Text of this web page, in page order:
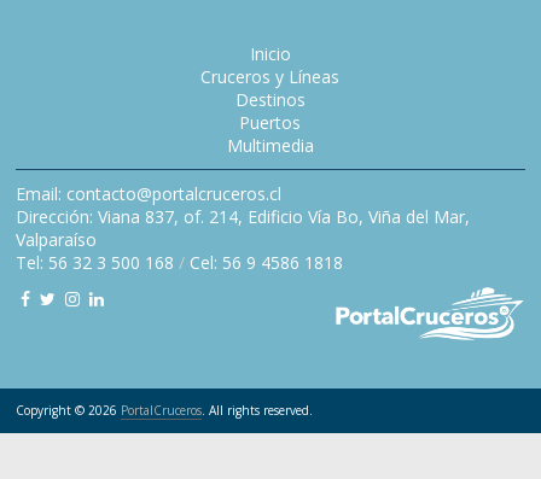
Inicio
Cruceros y Líneas
Destinos
Puertos
Multimedia
Email: contacto@portalcruceros.cl
Dirección: Viana 837, of. 214, Edificio Vía Bo, Viña del Mar,
Valparaíso
Tel: 56 32 3 500 168 / Cel: 56 9 4586 1818
Copyright © 2026 PortalCruceros. All rights reserved.